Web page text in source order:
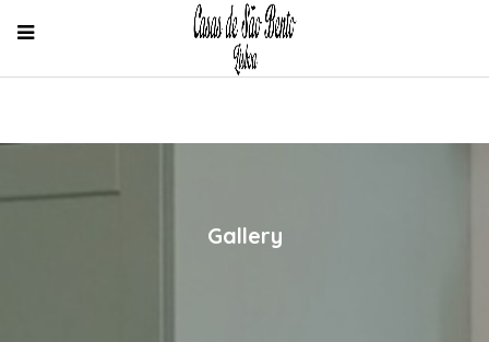
Gallery